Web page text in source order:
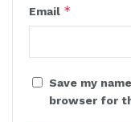
Email *
Save my
browser for